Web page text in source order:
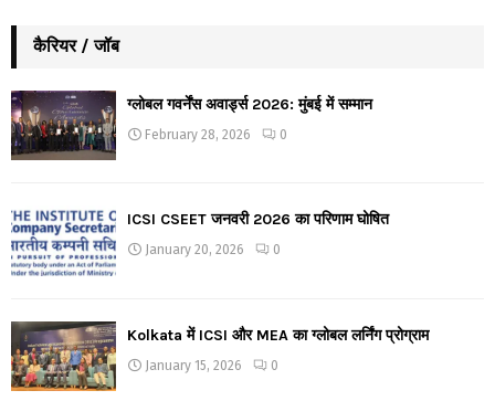
कैरियर / जॉब
ग्लोबल गवर्नेंस अवार्ड्स 2026: मुंबई में सम्मान
February 28, 2026 0
ICSI CSEET जनवरी 2026 का परिणाम घोषित
January 20, 2026 0
Kolkata में ICSI और MEA का ग्लोबल लर्निंग प्रोग्राम
January 15, 2026 0